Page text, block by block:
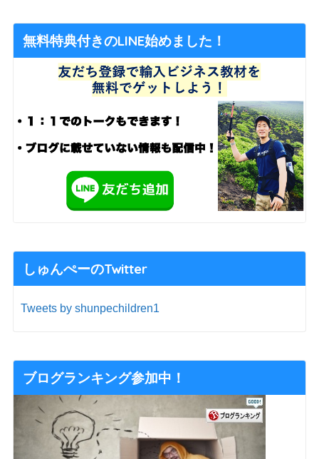
無料特典付きのLINE始めました！
しゅんぺーのTwitter
Tweets by shunpechildren1
ブログランキング参加中！